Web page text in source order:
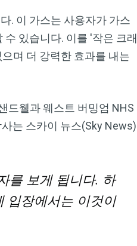
. 이 가스는 사용자가 가스
있습니다. 이를 '작은 크래
며 더 강력한 효과를 내는
드웰과 웨스트 버밍엄 NHS
는 스카이 뉴스(Sky News)
를 보게 됩니다. 하
입장에서는 이것이